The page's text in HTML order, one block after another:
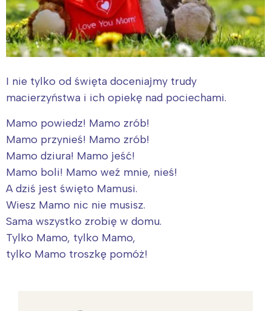
I nie tylko od święta doceniajmy trudy
macierzyństwa i ich opiekę nad pociechami.
Mamo powiedz! Mamo zrób!
Mamo przynieś! Mamo zrób!
Mamo dziura! Mamo jeść!
Mamo boli! Mamo weź mnie, nieś!
A dziś jest święto Mamusi.
Wiesz Mamo nic nie musisz.
Sama wszystko zrobię w domu.
Tylko Mamo, tylko Mamo,
tylko Mamo troszkę pomóż!